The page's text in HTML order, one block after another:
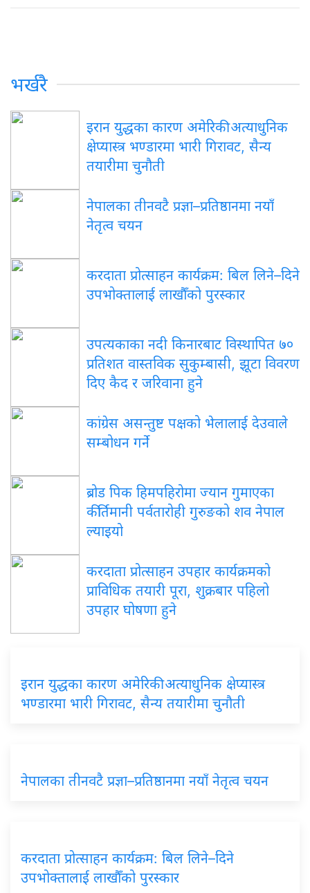
भर्खरै
इरान युद्धका कारण अमेरिकी अत्याधुनिक
क्षेप्यास्त्र भण्डारमा भारी गिरावट, सैन्य
तयारीमा चुनौती
नेपालका तीनवटै प्रज्ञा–प्रतिष्ठानमा नयाँ
नेतृत्व चयन
करदाता प्रोत्साहन कार्यक्रम: बिल लिने–दिने
उपभोक्तालाई लाखौँको पुरस्कार
उपत्यकाका नदी किनारबाट विस्थापित ७०
प्रतिशत वास्तविक सुकुम्बासी, झूटा विवरण
दिए कैद र जरिवाना हुने
कांग्रेस असन्तुष्ट पक्षको भेलालाई देउवाले
सम्बोधन गर्ने
ब्रोड पिक हिमपहिरोमा ज्यान गुमाएका
कीर्तिमानी पर्वतारोही गुरुङको शव नेपाल
ल्याइयो
करदाता प्रोत्साहन उपहार कार्यक्रमको
प्राविधिक तयारी पूरा, शुक्रबार पहिलो
उपहार घोषणा हुने
इरान युद्धका कारण अमेरिकी अत्याधुनिक क्षेप्यास्त्र
भण्डारमा भारी गिरावट, सैन्य तयारीमा चुनौती
नेपालका तीनवटै प्रज्ञा–प्रतिष्ठानमा नयाँ नेतृत्व चयन
करदाता प्रोत्साहन कार्यक्रम: बिल लिने–दिने
उपभोक्तालाई लाखौँको पुरस्कार